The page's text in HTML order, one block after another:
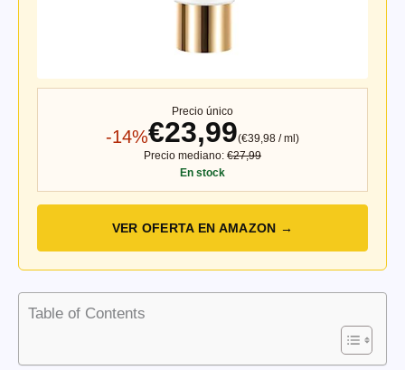
Precio único
-14%€23,99(€39,98 / ml)
Precio mediano: €27,99
En stock
VER OFERTA EN AMAZON →
Table of Contents